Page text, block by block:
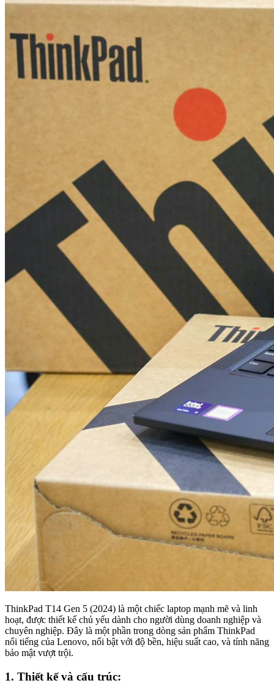
ThinkPad T14 Gen 5 (2024) là một chiếc laptop mạnh mẽ và linh
hoạt, được thiết kế chủ yếu dành cho người dùng doanh nghiệp và
chuyên nghiệp. Đây là một phần trong dòng sản phẩm ThinkPad
nổi tiếng của Lenovo, nổi bật với độ bền, hiệu suất cao, và tính năng
bảo mật vượt trội.
1. Thiết kế và cấu trúc: